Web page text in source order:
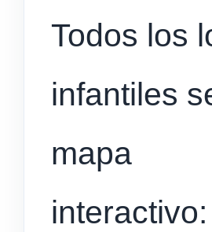
Todos los
infantiles
mapa
interactivo: